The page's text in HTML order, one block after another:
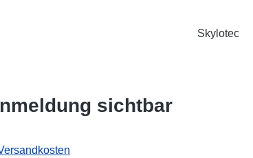
Skylotec
sichtbar